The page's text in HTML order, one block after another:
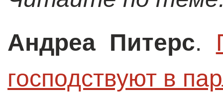
Андреа Питерс.
господствуют в